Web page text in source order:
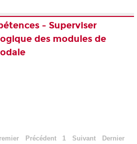
- Superviser
des modules de
Précédent 1 Suivant Dernier